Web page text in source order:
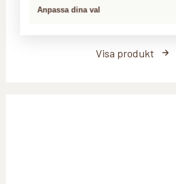
Sorunda korvröror
Visa produkt
Anpassa dina val